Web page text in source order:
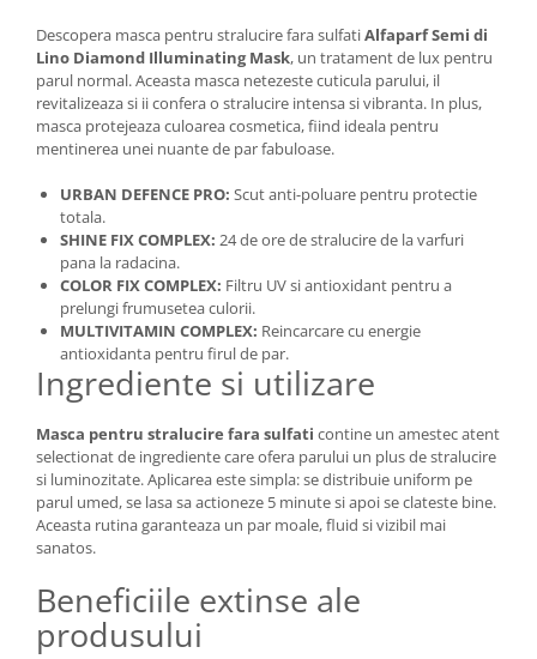
Descopera masca pentru stralucire fara sulfatiAlfaparf Semi di
Lino Diamond Illuminating Mask, un tratament de lux pentru
parul normal. Aceasta masca netezeste cuticula parului, il
revitalizeaza si ii confera o stralucire intensa si vibranta. In plus,
masca protejeaza culoarea cosmetica, fiind ideala pentru
mentinerea unei nuante de par fabuloase.
URBAN DEFENCE PRO: Scut anti-poluare pentru protectie
totala.
SHINE FIX COMPLEX: 24 de ore de stralucire de la varfuri
pana la radacina.
COLOR FIX COMPLEX: Filtru UV si antioxidant pentru a
prelungi frumusetea culorii.
MULTIVITAMIN COMPLEX: Reincarcare cu energie
antioxidanta pentru firul de par.
Ingrediente si utilizare
Masca pentru stralucire fara sulfati contine un amestec atent
selectionat de ingrediente care ofera parului un plus de stralucire
si luminozitate. Aplicarea este simpla: se distribuie uniform pe
parul umed, se lasa sa actioneze 5 minute si apoi se clateste bine.
Aceasta rutina garanteaza un par moale, fluid si vizibil mai
sanatos.
Beneficiile extinse ale
produsului